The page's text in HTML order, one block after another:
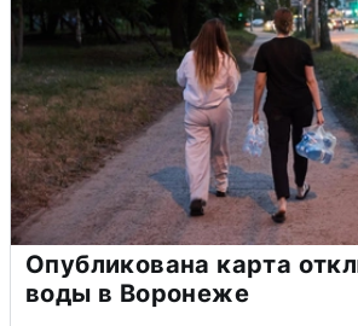
Опубликована карта
воды в Воронеже